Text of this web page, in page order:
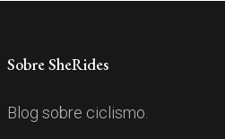
Sobre SheRides
Blog sobre ciclismo.